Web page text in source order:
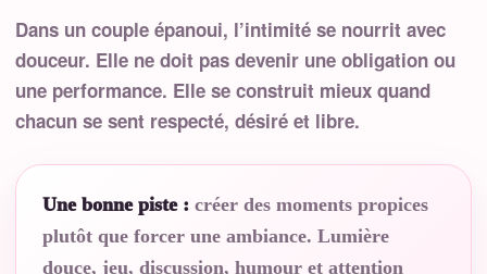
Dans un couple épanoui, l’intimité se nourrit avec
douceur. Elle ne doit pas devenir une obligation ou
une performance. Elle se construit mieux quand
chacun se sent respecté, désiré et libre.
Une bonne piste : créer des moments propices
plutôt que forcer une ambiance. Lumière
douce, jeu, discussion, humour et attention